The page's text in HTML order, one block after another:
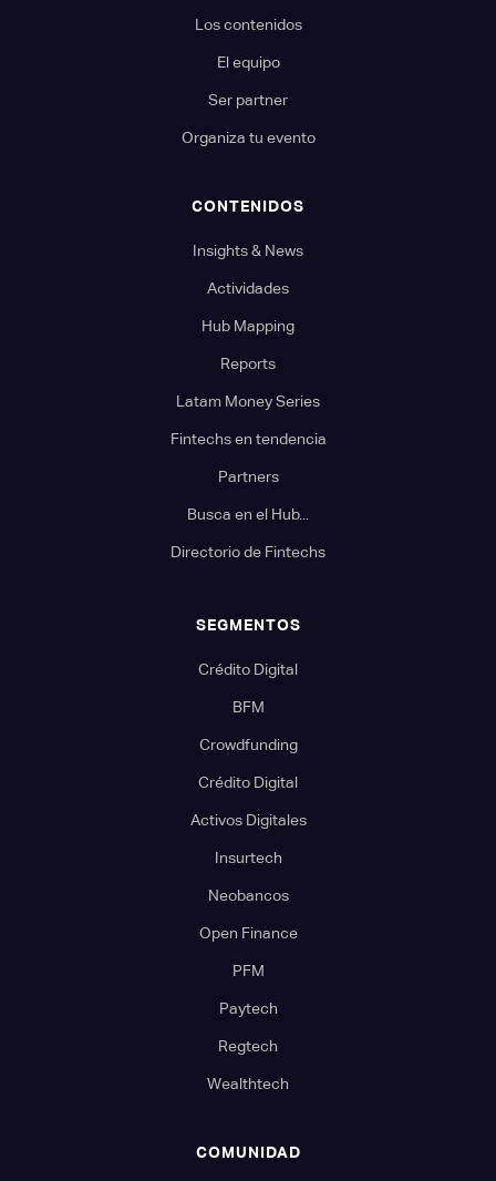
Los contenidos
El equipo
Ser partner
Organiza tu evento
CONTENIDOS
Insights & News
Actividades
Hub Mapping
Reports
Latam Money Series
Fintechs en tendencia
Partners
Busca en el Hub...
Directorio de Fintechs
SEGMENTOS
Crédito Digital
BFM
Crowdfunding
Crédito Digital
Activos Digitales
Insurtech
Neobancos
Open Finance
PFM
Paytech
Regtech
Wealthtech
COMUNIDAD